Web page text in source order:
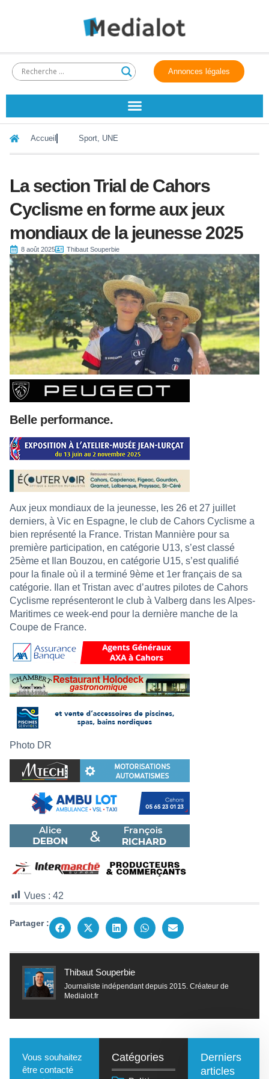
Annonces légales
Accueil Sport, UNE
La section Trial de Cahors
Cyclisme en forme aux jeux
mondiaux de la jeunesse 2025
8 août 2025 Thibaut Souperbie
Belle performance.
Aux jeux mondiaux de la jeunesse, les 26 et 27 juillet
derniers, à Vic en Espagne, le club de Cahors Cyclisme a
bien représenté la France. Tristan Mannière pour sa
première participation, en catégorie U13, s’est classé
25ème et Ilan Bouzou, en catégorie U15, s’est qualifié
pour la finale où il a terminé 9ème et 1er français de sa
catégorie. Ilan et Tristan avec d’autres pilotes de Cahors
Cyclisme représenteront le club à Valberg dans les Alpes-
Maritimes ce week-end pour la dernière manche de la
Coupe de France.
Photo DR
Vues : 42
Partager :
Thibaut Souperbie
Journaliste indépendant depuis 2015. Créateur de
Medialot.fr
Vous souhaitez
être contacté
Catégories
Derniers
articles